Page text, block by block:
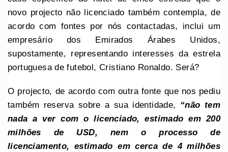
novo projecto não licenciado também contempla, de
acordo com fontes por nós contactadas, inclui um
empresário dos Emirados Árabes Unidos,
supostamente, representando interesses da estrela
portuguesa de futebol, Cristiano Ronaldo. Será?
O projecto, de acordo com outra fonte que nos pediu
também reserva sobre a sua identidade, “não tem
nada a ver com o licenciado, estimado em 200
milhões de USD, nem o processo de
licenciamento, estimado em cerca de 4 milhões